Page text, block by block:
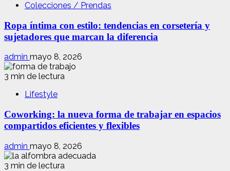
Colecciones / Prendas
Ropa íntima con estilo: tendencias en corsetería y
sujetadores que marcan la diferencia
admin mayo 8, 2026
3 min de lectura
Lifestyle
Coworking: la nueva forma de trabajar en espacios
compartidos eficientes y flexibles
admin mayo 8, 2026
3 min de lectura